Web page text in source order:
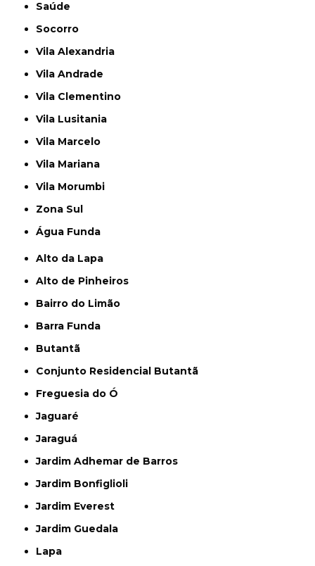
Saúde
Socorro
Vila Alexandria
Vila Andrade
Vila Clementino
Vila Lusitania
Vila Marcelo
Vila Mariana
Vila Morumbi
Zona Sul
Água Funda
Alto da Lapa
Alto de Pinheiros
Bairro do Limão
Barra Funda
Butantã
Conjunto Residencial Butantã
Freguesia do Ó
Jaguaré
Jaraguá
Jardim Adhemar de Barros
Jardim Bonfiglioli
Jardim Everest
Jardim Guedala
Lapa